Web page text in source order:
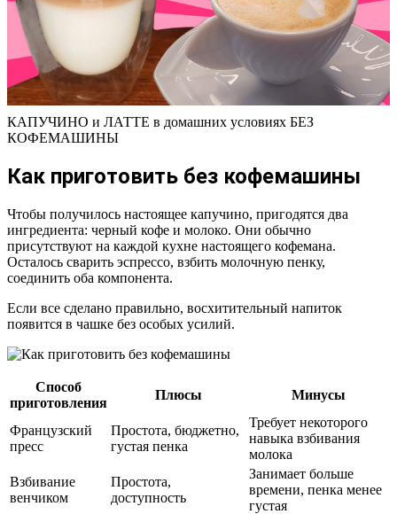
КАПУЧИНО и ЛАТТЕ в домашних условиях БЕЗ
КОФЕМАШИНЫ
Как приготовить без кофемашины
Чтобы получилось настоящее капучино, пригодятся два
ингредиента: черный кофе и молоко. Они обычно
присутствуют на каждой кухне настоящего кофемана.
Осталось сварить эспрессо, взбить молочную пенку,
соединить оба компонента.
Если все сделано правильно, восхитительный напиток
появится в чашке без особых усилий.
Способ
приготовления
Плюсы Минусы
Французский
пресс
Простота, бюджетно,
густая пенка
Требует некоторого
навыка взбивания
молока
Взбивание
венчиком
Простота,
доступность
Занимает больше
времени, пенка менее
густая